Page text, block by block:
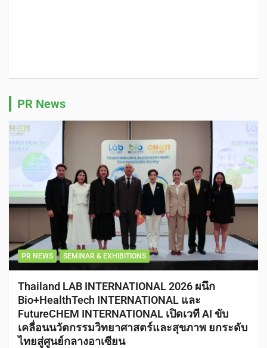
PR News
PR NEWS SEMINAR & EXHIBITIONS
Thailand LAB INTERNATIONAL 2026 ผนึก
Bio+HealthTech INTERNATIONAL และ
FutureCHEM INTERNATIONAL เปิดเวที AI ขับ
เคลื่อนนวัตกรรมวิทยาศาสตร์และสุขภาพ ยกระดับ
ไทยสู่ศูนย์กลางอาเซียน